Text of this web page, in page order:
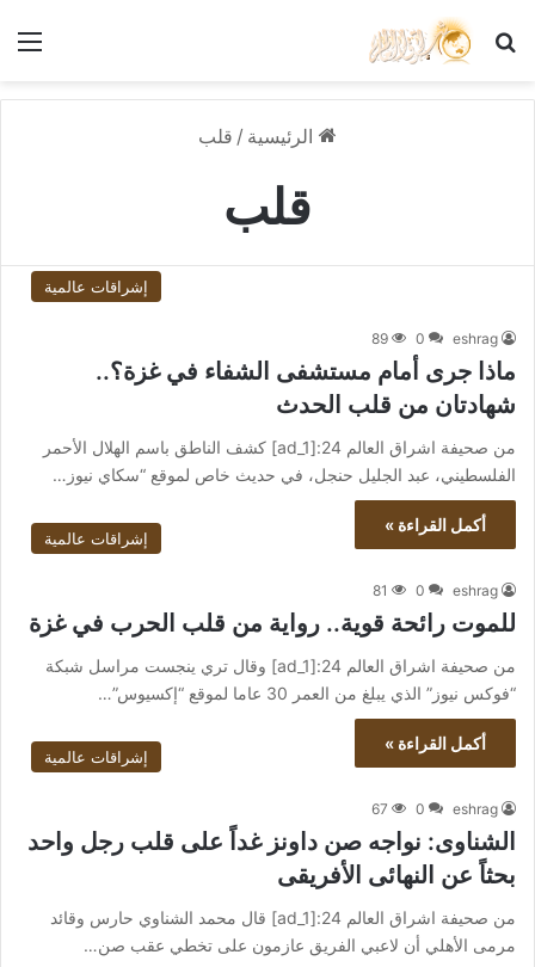
بحث عن
الرئيسية / قلب
قلب
إشراقات عالمية
eshrag
0
89
ماذا جرى أمام مستشفى الشفاء في غزة؟..
شهادتان من قلب الحدث
من صحيفة اشراق العالم 24:[ad_1] كشف الناطق باسم الهلال الأحمر
الفلسطيني، عبد الجليل حنجل، في حديث خاص لموقع “سكاي نيوز…
أكمل القراءة »
إشراقات عالمية
eshrag
0
81
للموت رائحة قوية.. رواية من قلب الحرب في غزة
من صحيفة اشراق العالم 24:[ad_1] وقال تري ينجست مراسل شبكة
“فوكس نيوز” الذي يبلغ من العمر 30 عاما لموقع “إكسيوس”…
أكمل القراءة »
إشراقات عالمية
eshrag
0
67
الشناوى: نواجه صن داونز غداً على قلب رجل واحد
بحثاً عن النهائى الأفريقى
من صحيفة اشراق العالم 24:[ad_1] قال محمد الشناوي حارس وقائد
مرمى الأهلي أن لاعبي الفريق عازمون على تخطي عقب صن…